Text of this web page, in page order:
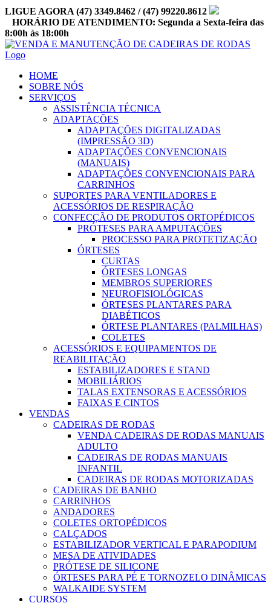
Ir
para
o
conteúdo
LIGUE AGORA (47) 3349.8462 / (47) 99220.8612
HORÁRIO DE ATENDIMENTO: Segunda a Sexta-feira das
8:00h às 18:00h
Facebook
Instagram
HOME
SOBRE NÓS
SERVIÇOS
ASSISTÊNCIA TÉCNICA
ADAPTAÇÕES
ADAPTAÇÕES DIGITALIZADAS
(IMPRESSÃO 3D)
ADAPTAÇÕES CONVENCIONAIS
(MANUAIS)
ADAPTAÇÕES CONVENCIONAIS PARA
CARRINHOS
SUPORTES PARA VENTILADORES E
ACESSÓRIOS DE RESPIRAÇÃO
CONFECÇÃO DE PRODUTOS ORTOPÉDICOS
PRÓTESES PARA AMPUTAÇÕES
PROCESSO PARA PROTETIZAÇÃO
ÓRTESES
CURTAS
ÓRTESES LONGAS
MEMBROS SUPERIORES
NEUROFISIOLÓGICAS
ÓRTESES PLANTARES PARA
DIABÉTICOS
ÓRTESE PLANTARES (PALMILHAS)
COLETES
ACESSÓRIOS E EQUIPAMENTOS DE
REABILITAÇÃO
ESTABILIZADORES E STAND
MOBILIÁRIOS
TALAS EXTENSORAS E ACESSÓRIOS
FAIXAS E CINTOS
VENDAS
CADEIRAS DE RODAS
VENDA CADEIRAS DE RODAS MANUAIS
ADULTO
CADEIRAS DE RODAS MANUAIS
INFANTIL
CADEIRAS DE RODAS MOTORIZADAS
CADEIRAS DE BANHO
CARRINHOS
ANDADORES
COLETES ORTOPÉDICOS
CALÇADOS
ESTABILIZADOR VERTICAL E PARAPODIUM
MESA DE ATIVIDADES
PRÓTESE DE SILICONE
ÓRTESES PARA PÉ E TORNOZELO DINÂMICAS
WALKAIDE SYSTEM
CURSOS